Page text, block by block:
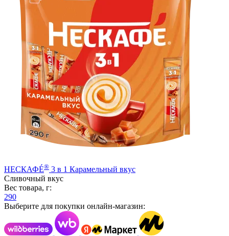
НЕСКАФÉ® 3 в 1 Карамельный вкус
Сливочный вкус
Вес товара, г:
290
Выберите для покупки онлайн-магазин: